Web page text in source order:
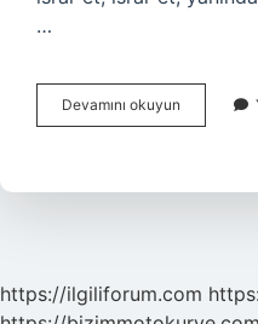
…
Devamını okuyun Açmaza
Çıkmak
https://ilgiliforum.com